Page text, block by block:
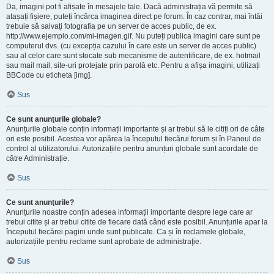
Da, imagini pot fi afișate în mesajele tale. Dacă administrația vă permite să
atașați fișiere, puteți încărca imaginea direct pe forum. În caz contrar, mai întâi
trebuie să salvați fotografia pe un server de acces public, de ex.
http://www.ejemplo.com/mi-imagen.gif. Nu puteți publica imagini care sunt pe
computerul dvs. (cu excepția cazului în care este un server de acces public)
sau al celor care sunt stocate sub mecanisme de autentificare, de ex. hotmail
sau mail mail, site-uri protejate prin parolă etc. Pentru a afișa imagini, utilizați
BBCode cu eticheta [img].
Sus
Ce sunt anunţurile globale?
Anunțurile globale conțin informații importante și ar trebui să le citiți ori de câte
ori este posibil. Acestea vor apărea la începutul fiecărui forum și în Panoul de
control al utilizatorului. Autorizațiile pentru anunțuri globale sunt acordate de
către Administrație.
Sus
Ce sunt anunţurile?
Anunțurile noastre conțin adesea informații importante despre lege care ar
trebui citite și ar trebui citite de fiecare dată când este posibil. Anunțurile apar la
începutul fiecărei pagini unde sunt publicate. Ca și în reclamele globale,
autorizațiile pentru reclame sunt aprobate de administraţie.
Sus